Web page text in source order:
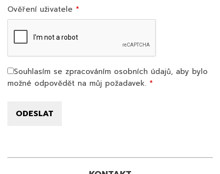
Ověření uživatele
Souhlasím se zpracováním osobních údajů, aby bylo
možné odpovědět na můj požadavek.